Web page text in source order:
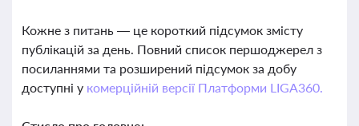
Кожне з питань — це короткий підсумок змісту
публікацій за день. Повний список першоджерел з
посиланнями та розширений підсумок за добу
доступні у комерційній версії Платформи LIGA360.